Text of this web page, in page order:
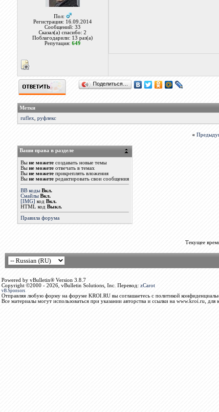
Пол:
Регистрация: 16.09.2014
Сообщений: 33
Сказал(а) спасибо: 2
Поблагодарили: 13 раз(а)
Репутация:649
Поделиться…
Метки
ruflex
руфлекс
«
Ваши права в разделе
Вы не можетесоздавать новые темы
Вы не можетеотвечать в темах
Вы не можетеприкреплять вложения
Вы не можетередактировать свои сообщения
BB коды Вкл.
Смайлы Вкл.
[IMG] код Вкл.
HTML код Выкл.
Правила форума
Текущее
Powered by vBulletin® Version 3.8.7
Copyright ©2000 - 2026, vBulletin Solutions, Inc. Перевод: zCarot
vB.Sponsors
Отправляя любую форму на форуме KROI.RU вы соглашаетесь с политикой
Все материалы могут использоваться при указании авторства и ссылки на www.kroi.ru, для